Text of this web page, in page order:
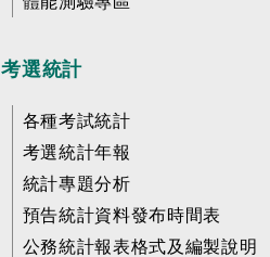
考選統計
各種考試統計
考選統計年報
統計專題分析
預告統計資料發布時間表
公務統計報表格式及編製說明